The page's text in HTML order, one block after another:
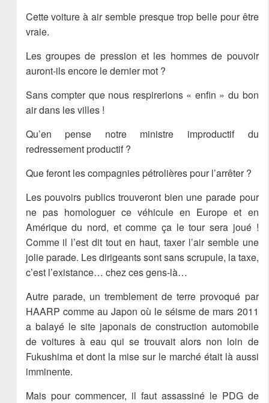
Cette voiture à air semble presque trop belle pour être
vraie.
Les groupes de pression et les hommes de pouvoir
auront-ils encore le dernier mot ?
Sans compter que nous respirerions « enfin » du bon
air dans les villes !
Qu’en pense notre ministre improductif du
redressement productif ?
Que feront les compagnies pétrolières pour l’arrêter ?
Les pouvoirs publics trouveront bien une parade pour
ne pas homologuer ce véhicule en Europe et en
Amérique du nord, et comme ça le tour sera joué !
Comme il l’est dit tout en haut, taxer l’air semble une
jolie parade. Les dirigeants sont sans scrupule, la taxe,
c’est l’existance… chez ces gens-là…
Autre parade, un tremblement de terre provoqué par
HAARP comme au Japon où le séisme de mars 2011
a balayé le site japonais de construction automobile
de voitures à eau qui se trouvait alors non loin de
Fukushima et dont la mise sur le marché était là aussi
imminente.
Mais pour commencer, il faut assassiné le PDG de